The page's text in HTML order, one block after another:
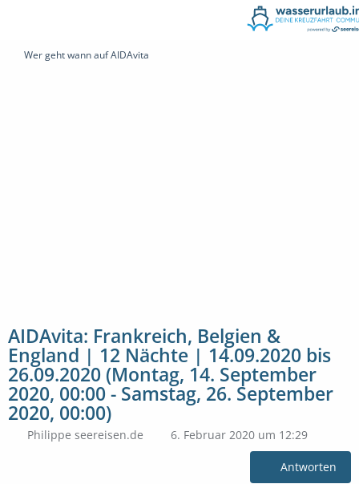
Wer geht wann auf AIDAvita
AIDAvita: Frankreich, Belgien &
England | 12 Nächte | 14.09.2020 bis
26.09.2020 (Montag, 14. September
2020, 00:00 - Samstag, 26. September
2020, 00:00)
Philippe seereisen.de 6. Februar 2020 um 12:29
Antworten